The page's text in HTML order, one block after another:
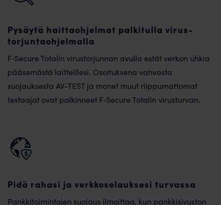
Pysäytä haitta­ohjelmat palkitulla virus­
torjunta­ohjelmalla
F‑Secure Totalin virus­torjunnan avulla estät verkon uhkia
pääsemästä laitteillesi. Osoituksena vahvasta
suojauksesta AV-TEST ja monet muut riippumattomat
testaajat ovat palkinneet F‑Secure Totalin virus­turvan.
Pidä rahasi ja verkkoselauksesi turvassa
Pankkitoimintojen suojaus ilmoittaa, kun pankkisivuston